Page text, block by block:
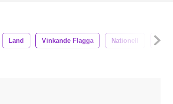
Land Vinkande Flagga Nationell